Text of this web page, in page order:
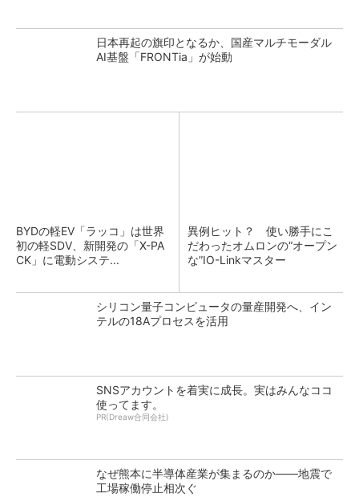
日本再起の旗印となるか、国産マルチモーダル
AI基盤「FRONTia」が始動
BYDの軽EV「ラッコ」は世界
初の軽SDV、新開発の「X-PA
CK」に電動システ...
異例ヒット？ 使い勝手にこ
だわったオムロンの“オープン
な”IO-Linkマスター
シリコン量子コンピュータの量産開発へ、イン
テルの18Aプロセスを活用
SNSアカウントを着実に成長。実はみんなココ
使ってます。
PR(Dreaw合同会社)
なぜ熊本に半導体産業が集まるのか――地震で
工場稼働停止相次ぐ